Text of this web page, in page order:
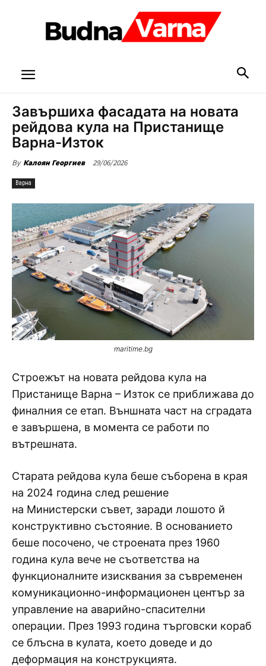
Завършиха фасадата на новата
рейдова кула на Пристанище
Варна-Изток
By Калоян Георгиев 29/06/2026
Варна
maritime.bg
Строежът на новата рейдова кула на
Пристанище Варна – Изток се приближава до
финалния се етап. Външната част на сградата
е завършена, в момента се работи по
вътрешната.
Старата рейдова кула беше съборена в края
на 2024 година след решение
на Министерски съвет, заради лошото й
конструктивно състояние. В основанието
беше посочено, че строената през 1960
година кула вече не съответства на
функционалните изисквания за съвременен
комуникационно-информационен център за
управление на аварийно-спасителни
операции. През 1993 година търговски кораб
се блъсна в кулата, което доведе и до
деформация на конструкцията.